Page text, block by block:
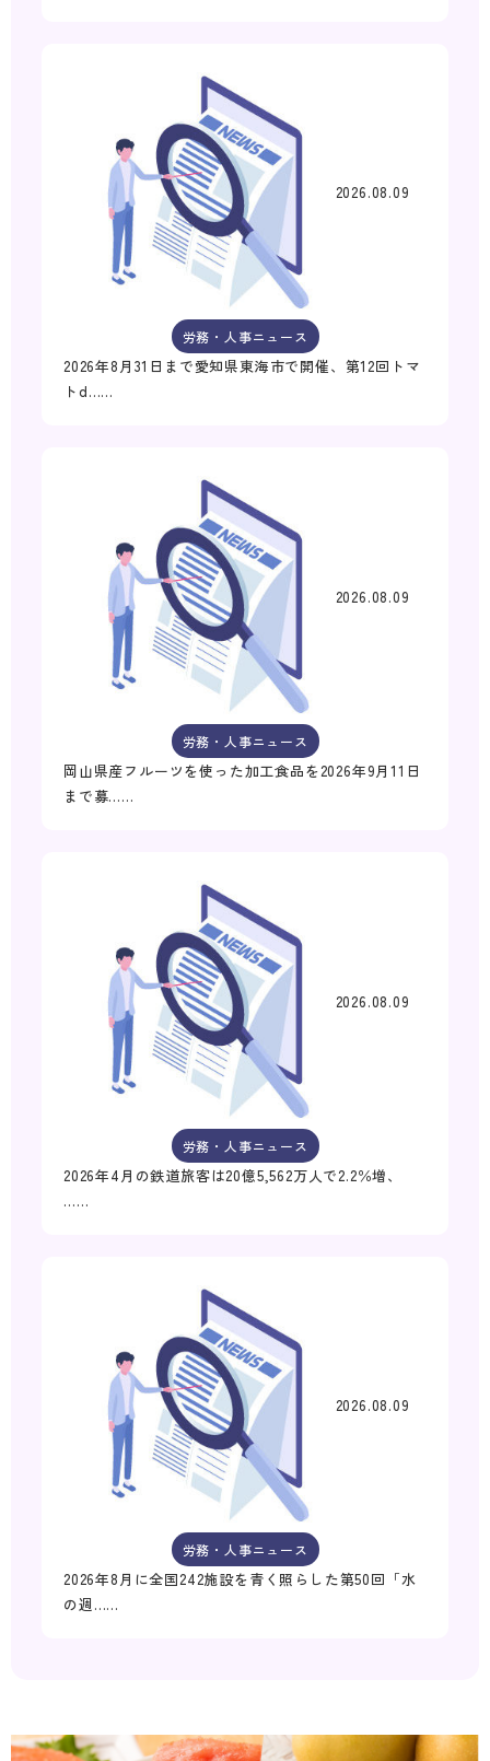
2026.08.09
労務・人事ニュース
2026年8月31日まで愛知県東海市で開催、第12回トマ
トd……
2026.08.09
労務・人事ニュース
岡山県産フルーツを使った加工食品を2026年9月11日
まで募……
2026.08.09
労務・人事ニュース
2026年4月の鉄道旅客は20億5,562万人で2.2％増、
……
2026.08.09
労務・人事ニュース
2026年8月に全国242施設を青く照らした第50回「水
の週……